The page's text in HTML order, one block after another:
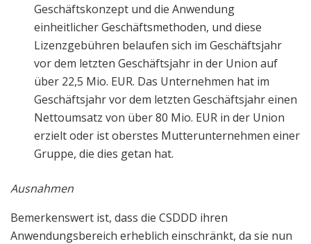
Geschäftskonzept und die Anwendung
einheitlicher Geschäftsmethoden, und diese
Lizenzgebühren belaufen sich im Geschäftsjahr
vor dem letzten Geschäftsjahr in der Union auf
über 22,5 Mio. EUR. Das Unternehmen hat im
Geschäftsjahr vor dem letzten Geschäftsjahr einen
Nettoumsatz von über 80 Mio. EUR in der Union
erzielt oder ist oberstes Mutterunternehmen einer
Gruppe, die dies getan hat.
Ausnahmen
Bemerkenswert ist, dass die CSDDD ihren
Anwendungsbereich erheblich einschränkt, da sie nun